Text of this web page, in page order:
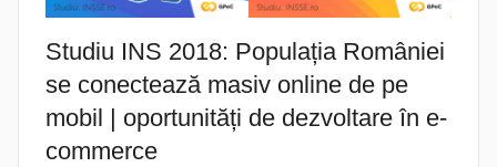
Studiu INS 2018: Populația României
se conectează masiv online de pe
mobil | oportunități de dezvoltare în e-
commerce